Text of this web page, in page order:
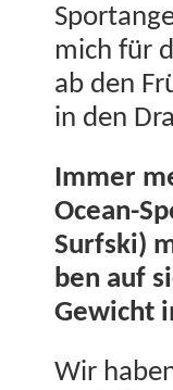
mich für
ab den
in den
Immer
Ocean-
Surf­s­ki)
ben auf
Gewicht
Wir